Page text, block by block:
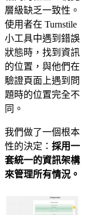
層級缺乏一致性。
使用者在 Turnstile
小工具中遇到錯誤
狀態時，找到資訊
的位置，與他們在
驗證頁面上遇到問
題時的位置完全不
同。
我們做了一個根本
性的決定： 採用一
套統一的資訊架構
來管理所有情況。